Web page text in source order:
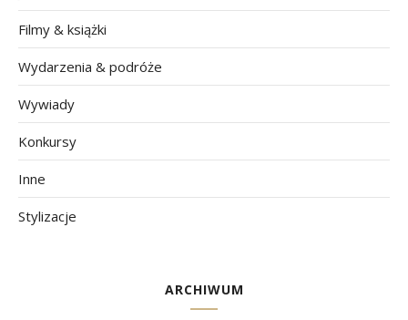
Filmy & książki
Wydarzenia & podróże
Wywiady
Konkursy
Inne
Stylizacje
ARCHIWUM